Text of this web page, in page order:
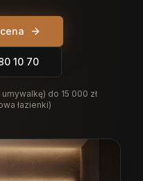
10 70
do 15 000 zł
łazienki)